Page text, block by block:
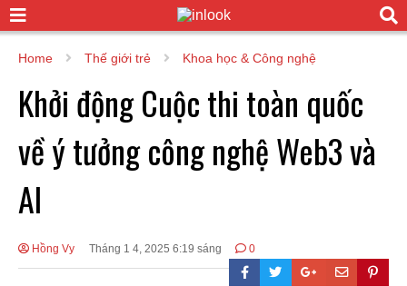
Home Thế giới trẻ Khoa học & Công nghệ
Khởi động Cuộc thi toàn quốc
về ý tưởng công nghệ Web3 và
AI
Hồng Vy Tháng 1 4, 2025 6:19 sáng 0